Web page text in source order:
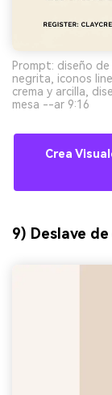
Prompt: diseño
negrita, iconos
crema y arcilla,
mesa --ar 9:16
Crea
9) Deslave